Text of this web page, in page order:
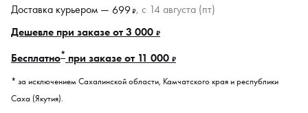
Доставка курьером — 699₽, c 14 августа (пт)
Дешевле при заказе от 3 000 ₽
Бесплатно* при заказе от 11 000 ₽
* за исключением Сахалинской области, Камчатского края и республики
Саха (Якутия).